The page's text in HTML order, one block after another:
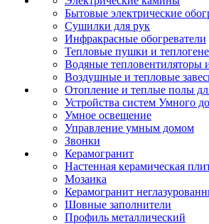
Бытовые электрические
Сушилки для рук
Инфракрасные обогреватели
Тепловые пушки и
Водяные тепловентиляторы
Воздушные и тепловые
Отопление и теплые полы
Устройства систем Умного
Умное освещение
Управление умным домом
Звонки
Керамогранит
Настенная керамическая
Мозаика
Керамогранит
Шовные заполнители
Профиль металлический